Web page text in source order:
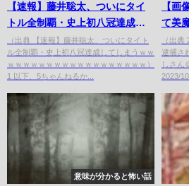
【速報】藤井聡太、ついにタイ
トル全制覇・史上初八冠達成し
てしまうｗｗｗｗｗｗｗｗｗｗ
ｗｗｗｗｗｗｗｗｗｗ
（出典 【速報】藤井聡太、ついにタイト
ル全制覇・史上初八冠達成してしまうｗｗ
ｗｗｗｗｗｗｗｗｗｗｗｗｗｗｗｗｗｗ）
1 以下、5ちゃんねるか...
【画
て美
（出
逮捕さ
しさん
2023/
意味が分かると怖い話